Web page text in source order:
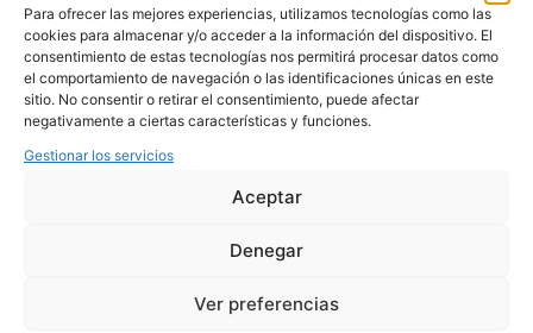
Para ofrecer las mejores experiencias, utilizamos tecnologías como las
cookies para almacenar y/o acceder a la información del dispositivo. El
consentimiento de estas tecnologías nos permitirá procesar datos como
el comportamiento de navegación o las identificaciones únicas en este
sitio. No consentir o retirar el consentimiento, puede afectar
negativamente a ciertas características y funciones.
Gestionar los servicios
Aceptar
Denegar
Ver preferencias
Centro de Mesa Verde
Esmeralda, Cristal
soplado, 90´s – Italia